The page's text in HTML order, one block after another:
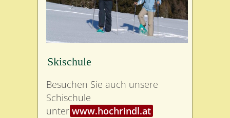
Skischule
Besuchen Sie auch unsere
Schischule
unter www.hochrindl.at